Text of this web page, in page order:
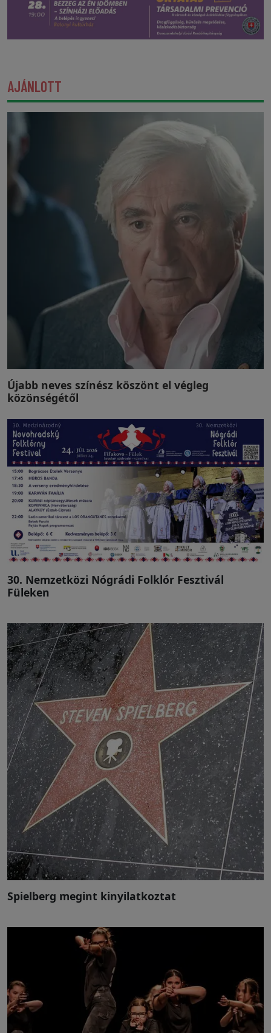
AJÁNLOTT
Újabb neves színész köszönt el végleg
közönségétől
30. Nemzetközi Nógrádi Folklór Fesztivál
Füleken
Spielberg megint kinyilatkoztat